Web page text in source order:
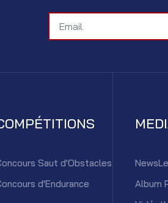
Saut d'Obstacles
d'Endurance
Album